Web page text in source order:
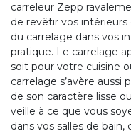
carreleur Zepp
de revêtir vos
du carrelage dans vos
pratique. Le carrelage
soit pour votre cuisine
carrelage s’avère
de son caractère lisse
veille à ce que vous
dans vos salles de bain,